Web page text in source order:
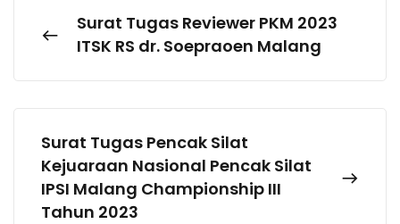
Surat Tugas Reviewer PKM 2023
ITSK RS dr. Soepraoen Malang
Surat Tugas Pencak Silat
Kejuaraan Nasional Pencak Silat
IPSI Malang Championship III
Tahun 2023